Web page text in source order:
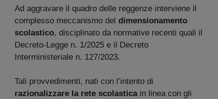
Ad aggravare il quadro delle reggenze interviene il
complesso meccanismo del dimensionamento
scolastico, disciplinato da normative recenti quali il
Decreto-Legge n. 1/2025 e il Decreto
Interministeriale n. 127/2023.
Tali provvedimenti, nati con l’intento di
razionalizzare la rete scolasticain linea con gli